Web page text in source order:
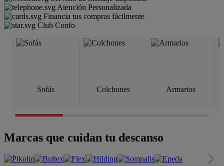
Atención Personalizada
Financia tus compras fácilmente
Club Confo
Sofás Colchones Armarios
Marcas que cuidan tu descanso